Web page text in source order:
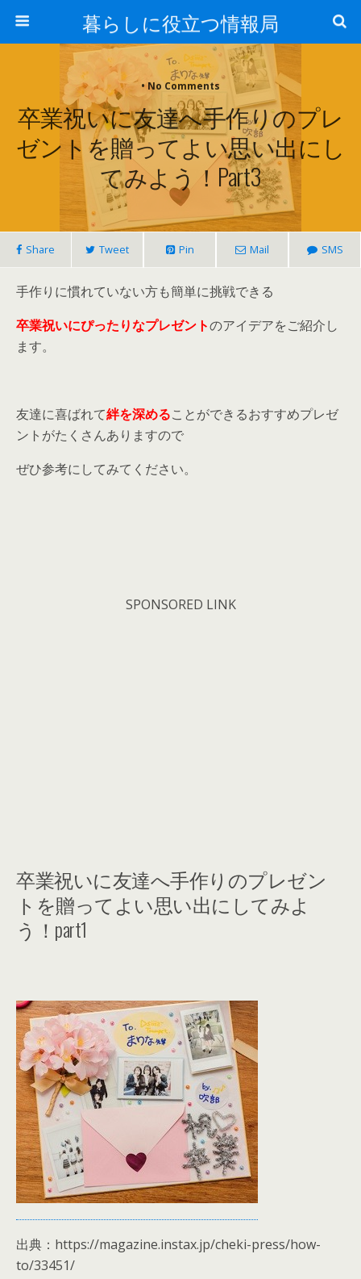
暮らしに役立つ情報局
• No Comments
卒業祝いに友達へ手作りのプレ
ゼントを贈ってよい思い出にし
てみよう！part3
Share Tweet Pin Mail SMS
手作りに慣れていない方も簡単に挑戦できる
卒業祝いにぴったりなプレゼントのアイデアをご紹介し
ます。
友達に喜ばれて絆を深めることができるおすすめプレゼ
ントがたくさんありますので
ぜひ参考にしてみてください。
SPONSORED LINK
卒業祝いに友達へ手作りのプレゼン
トを贈ってよい思い出にしてみよ
う！part1
出典：https://magazine.instax.jp/cheki-press/how-
to/33451/